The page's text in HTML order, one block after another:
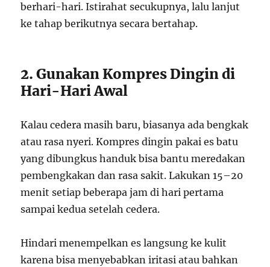
berhari-hari. Istirahat secukupnya, lalu lanjut
ke tahap berikutnya secara bertahap.
2. Gunakan Kompres Dingin di
Hari-Hari Awal
Kalau cedera masih baru, biasanya ada bengkak
atau rasa nyeri. Kompres dingin pakai es batu
yang dibungkus handuk bisa bantu meredakan
pembengkakan dan rasa sakit. Lakukan 15–20
menit setiap beberapa jam di hari pertama
sampai kedua setelah cedera.
Hindari menempelkan es langsung ke kulit
karena bisa menyebabkan iritasi atau bahkan